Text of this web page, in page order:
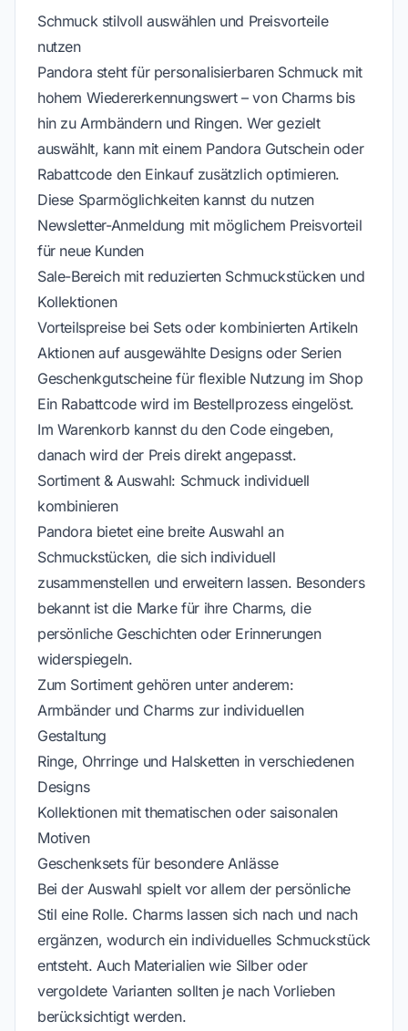
Schmuck stilvoll auswählen und Preisvorteile
nutzen
Pandora steht für personalisierbaren Schmuck mit
hohem Wiedererkennungswert – von Charms bis
hin zu Armbändern und Ringen. Wer gezielt
auswählt, kann mit einem Pandora Gutschein oder
Rabattcode den Einkauf zusätzlich optimieren.
Diese Sparmöglichkeiten kannst du nutzen
Newsletter-Anmeldung mit möglichem Preisvorteil
für neue Kunden
Sale-Bereich mit reduzierten Schmuckstücken und
Kollektionen
Vorteilspreise bei Sets oder kombinierten Artikeln
Aktionen auf ausgewählte Designs oder Serien
Geschenkgutscheine für flexible Nutzung im Shop
Ein Rabattcode wird im Bestellprozess eingelöst.
Im Warenkorb kannst du den Code eingeben,
danach wird der Preis direkt angepasst.
Sortiment & Auswahl: Schmuck individuell
kombinieren
Pandora bietet eine breite Auswahl an
Schmuckstücken, die sich individuell
zusammenstellen und erweitern lassen. Besonders
bekannt ist die Marke für ihre Charms, die
persönliche Geschichten oder Erinnerungen
widerspiegeln.
Zum Sortiment gehören unter anderem:
Armbänder und Charms zur individuellen
Gestaltung
Ringe, Ohrringe und Halsketten in verschiedenen
Designs
Kollektionen mit thematischen oder saisonalen
Motiven
Geschenksets für besondere Anlässe
Bei der Auswahl spielt vor allem der persönliche
Stil eine Rolle. Charms lassen sich nach und nach
ergänzen, wodurch ein individuelles Schmuckstück
entsteht. Auch Materialien wie Silber oder
vergoldete Varianten sollten je nach Vorlieben
berücksichtigt werden.